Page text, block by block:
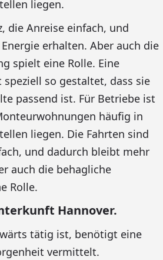
liegen.
die Anreise einfach, und
erhalten. Aber auch die
spielt eine Rolle. Eine
so gestaltet, dass sie
passend ist. Für Betriebe ist
häufig in
liegen. Die Fahrten sind
und dadurch bleibt mehr
auch die behagliche
Rolle.
Hannover.
tätig ist, benötigt eine
vermittelt.